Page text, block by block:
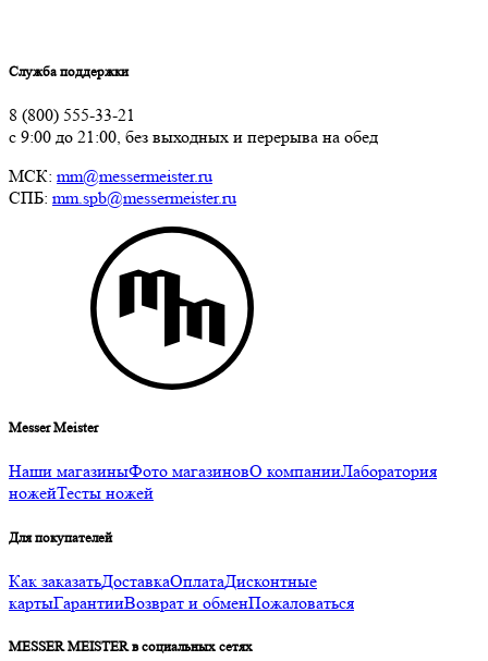
Служба поддержки
8 (800) 555-33-21
с 9:00 до 21:00, без выходных и перерыва на обед
МСК: mm@messermeister.ru
СПБ: mm.spb@messermeister.ru
Messer Meister
Наши магазиныФото магазиновО компанииЛаборатория
ножейТесты ножей
Для покупателей
Как заказатьДоставкаОплатаДисконтные
картыГарантииВозврат и обменПожаловаться
MESSER MEISTER в социальных сетях